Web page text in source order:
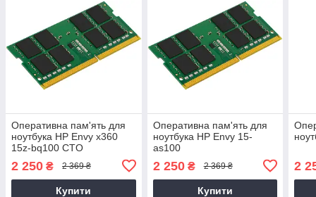
Оперативна пам'ять для
ноутбука HP Envy x360
15z-bq100 CTO
2 250 ₴ 2 369 ₴
Купити
Оперативна пам'ять для
ноутбука HP Envy 15-
as100
2 250₴ 2 369 ₴
Купити
2